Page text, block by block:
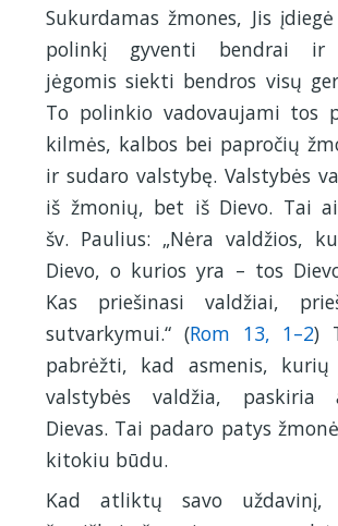
Sukurdamas žmones, Jis
polinkį gyventi bendrai ir
jėgomis siekti bendros visų
To polinkio vadovaujami tos
kilmės, kalbos bei papročių
ir sudaro valstybę. Valstybės
iš žmonių, bet iš Dievo. Tai
šv. Paulius: „Nėra valdžios,
Dievo, o kurios yra – tos
Kas priešinasi valdžiai,
sutvarkymui.“ (Rom 13, 1–2)
pabrėžti, kad asmenis, kurių
valstybės valdžia, paskiria
Dievas. Tai padaro patys
kitokiu būdu.
Kad atliktų savo